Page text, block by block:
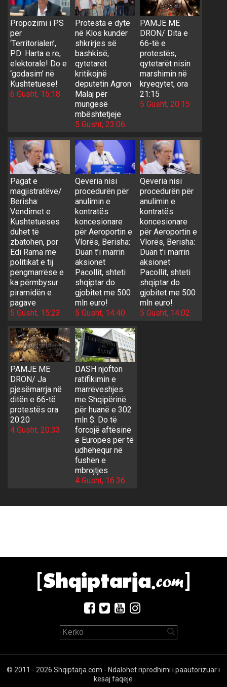
Propozimi i PS
për
‘Territorialen’,
PD: Harta e re,
elektorale! Do e
‘godasim’ në
Kushtetuese!
6 Gusht, 15:18
Protesta e dytë
në Klos kundër
shkrirjes së
bashkisë,
qytetarët
kritikojnë
deputetin Agron
Malaj për
mungesë
mbështetjeje
5 Gusht, 23:06
PAMJE ME
DRON/ Dita e
66-të e
protestës,
qytetarët nisin
marshimin në
kryeqytet, ora
21:15
5 Gusht, 20:15
Pagat e
magjistratëve/
Berisha:
Vendimet e
Kushtetueses
duhet të
zbatohen, por
Edi Rama me
politikat e tij
pengmarrëse e
ka përmbysur
piramidën e
pagave
5 Gusht, 15:23
Qeveria nisi
procedurën për
anulimin e
kontratës
koncesionare
për Aeroportin e
Vlorës, Berisha:
Duan t’i marrin
aksionet
Pacollit, shteti
shqiptar do
gjobitet me 500
mln euro!
5 Gusht, 14:40
Qeveria nisi
procedurën për
anulimin e
kontratës
koncesionare
për Aeroportin e
Vlorës, Berisha:
Duan t’i marrin
aksionet
Pacollit, shteti
shqiptar do
gjobitet me 500
mln euro!
5 Gusht, 14:02
PAMJE ME
DRON/ Ja
pjesëmarrja në
ditën e 66-të
protestës ora
20:20
4 Gusht, 20:33
DASH njofton
ratifikimin e
marrëveshjes
me Shqipërinë
për huanë e 302
mln $: Do të
forcojë aftësinë
e Europës për të
udhëhequr në
fushën e
mbrojtjes
4 Gusht, 16:36
© 2011 - 2026 Shqiptarja.com - Ndalohet riprodhimi i paautorizuar i
kesaj faqeje